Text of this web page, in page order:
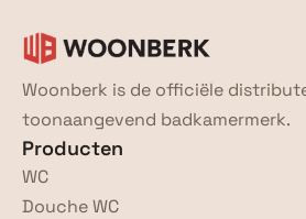
Woonberk is de officiële
toonaangevend badkamermerk.
Producten
WC
Douche WC